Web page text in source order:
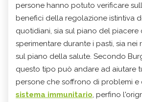
persone hanno potuto verificare
benefici della regolazione istintiva
quotidiani, sia sul piano del piacere
sperimentare durante i pasti, sia nei
sul piano della salute. Secondo
questo tipo può andare ad aiutare
persone che soffrono di problemi e
sistema immunitario, perfino